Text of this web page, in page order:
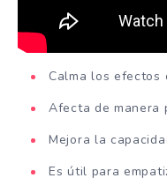
Calma los efectos
Afecta de manera
Mejora la
Es útil para